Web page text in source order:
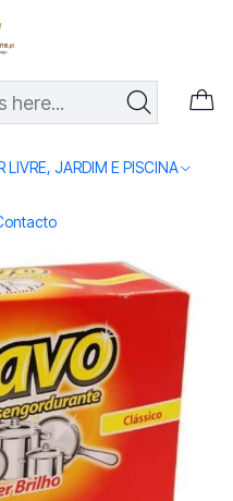
LIVRE, JARDIM E PISCINA
casa, jardim e bricolage
DROGARIA E LIMPEZA
BRAVO CLASSICO